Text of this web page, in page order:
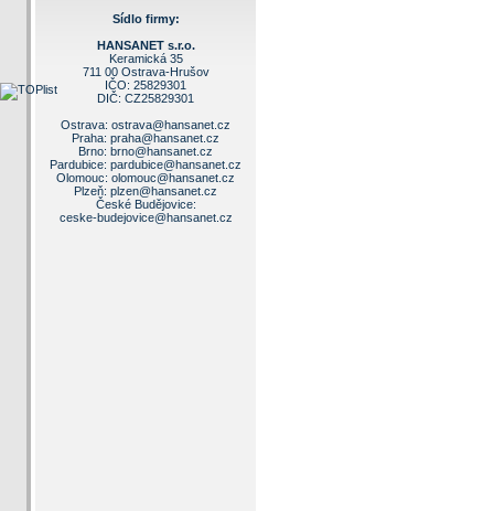
Sídlo firmy:
HANSANET s.r.o.
Keramická 35
711 00 Ostrava-Hrušov
IČO: 25829301
DIČ: CZ25829301
Ostrava: ostrava@hansanet.cz
Praha: praha@hansanet.cz
Brno: brno@hansanet.cz
Pardubice: pardubice@hansanet.cz
Olomouc: olomouc@hansanet.cz
Plzeň: plzen@hansanet.cz
České Budějovice:
ceske-budejovice@hansanet.cz